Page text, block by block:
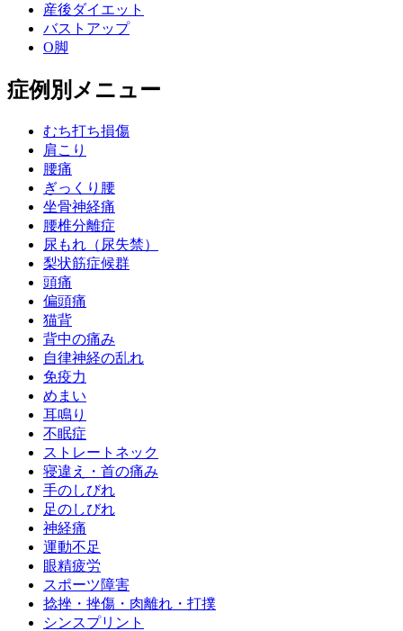
産後ダイエット
バストアップ
O脚
症例別メニュー
むち打ち損傷
肩こり
腰痛
ぎっくり腰
坐骨神経痛
腰椎分離症
尿もれ（尿失禁）
梨状筋症候群
頭痛
偏頭痛
猫背
背中の痛み
自律神経の乱れ
免疫力
めまい
耳鳴り
不眠症
ストレートネック
寝違え・首の痛み
手のしびれ
足のしびれ
神経痛
運動不足
眼精疲労
スポーツ障害
捻挫・挫傷・肉離れ・打撲
シンスプリント